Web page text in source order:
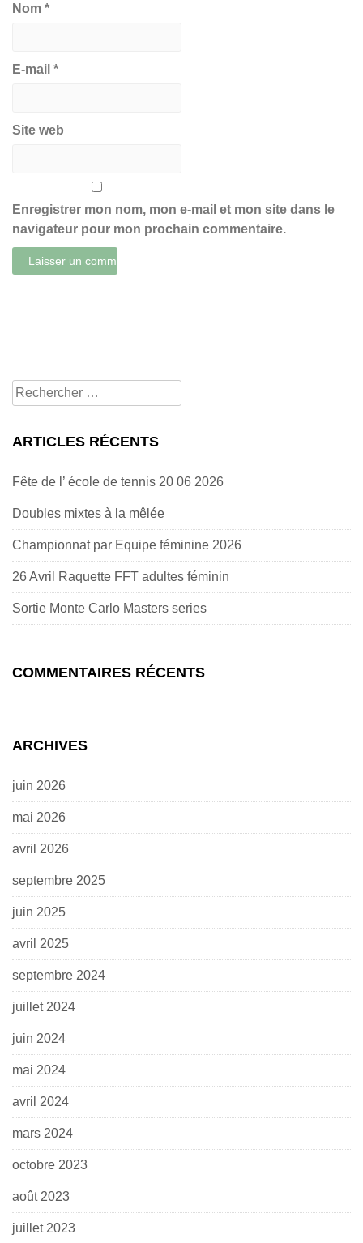
Nom *
E-mail *
Site web
Enregistrer mon nom, mon e-mail et mon site dans le
navigateur pour mon prochain commentaire.
Rechercher
pour:
ARTICLES RÉCENTS
Fête de l’ école de tennis 20 06 2026
Doubles mixtes à la mêlée
Championnat par Equipe féminine 2026
26 Avril Raquette FFT adultes féminin
Sortie Monte Carlo Masters series
COMMENTAIRES RÉCENTS
ARCHIVES
juin 2026
mai 2026
avril 2026
septembre 2025
juin 2025
avril 2025
septembre 2024
juillet 2024
juin 2024
mai 2024
avril 2024
mars 2024
octobre 2023
août 2023
juillet 2023